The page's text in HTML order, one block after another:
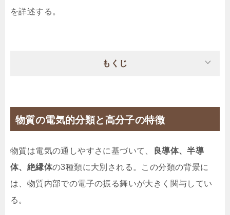
を詳述する。
もくじ
物質の電気的分類と高分子の特徴
物質は電気の通しやすさに基づいて、
良導体、半導
体、絶縁体の3種類に大別される。この分類の背景に
は、物質内部での電子の振る舞いが大きく関与してい
る。